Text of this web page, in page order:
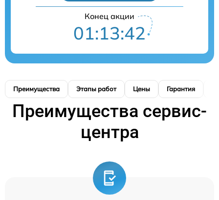
Конец акции
01:13:41
Преимущества Этапы работ Цены Гарантия
Преимущества сервис-
центра